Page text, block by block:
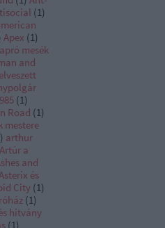
(1)
Apex (1)
apró mesék
and
(1)
Road (1)
mestere
) arthur
Artúr a
and
és
City (1)
(1)
hitvány
(1)